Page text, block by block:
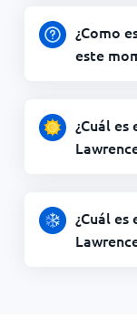
¿Como
este
¿Cuál
¿Cuál